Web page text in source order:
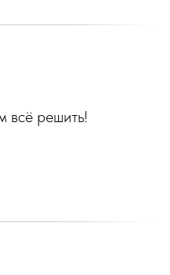
всё решить!